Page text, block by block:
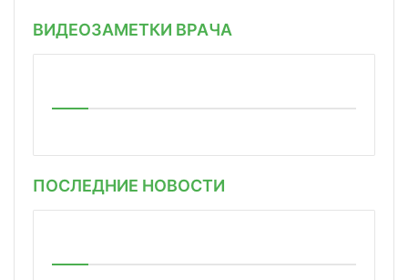
ВИДЕОЗАМЕТКИ ВРАЧА
ПОСЛЕДНИЕ НОВОСТИ